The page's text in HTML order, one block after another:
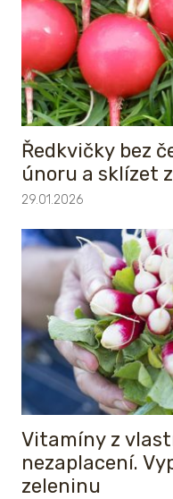
Ředkvičky bez
únoru a sklízet
29.01.2026
Vitamíny z
nezaplacení.
zeleninu